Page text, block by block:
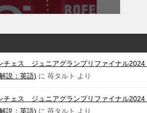
チェス ジュニアグランプリファイナル
説：英語) に 苺タルト より
チェス ジュニアグランプリファイナル
説：英語) に 苺タルト より